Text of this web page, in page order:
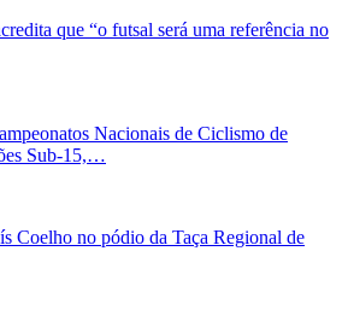
que “o futsal será uma referência no
Nacionais de Ciclismo de
Sub-15,…
Coelho no pódio da Taça Regional de